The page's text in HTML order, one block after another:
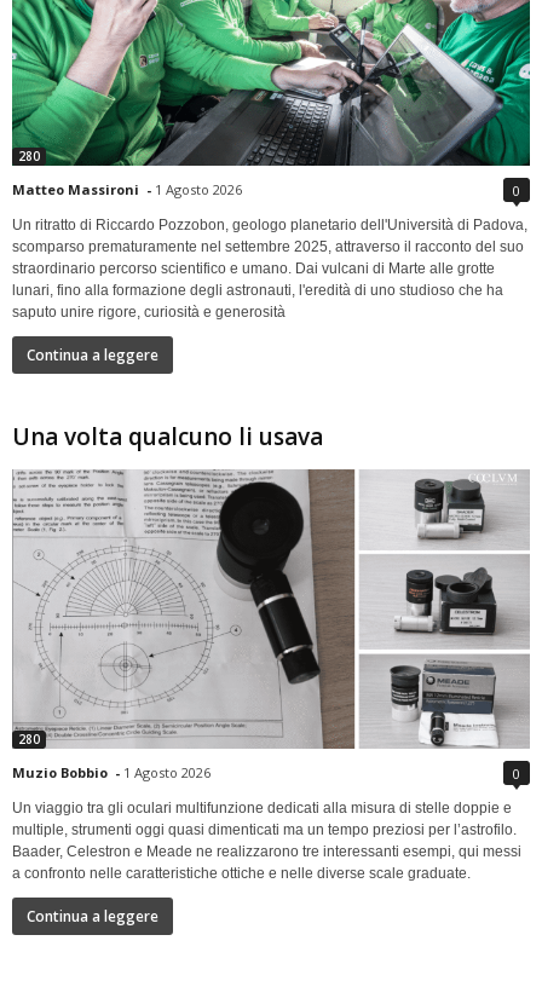
280
Matteo Massironi - 1 Agosto 2026 0
Un ritratto di Riccardo Pozzobon, geologo planetario dell'Università di Padova,
scomparso prematuramente nel settembre 2025, attraverso il racconto del suo
straordinario percorso scientifico e umano. Dai vulcani di Marte alle grotte
lunari, fino alla formazione degli astronauti, l'eredità di uno studioso che ha
saputo unire rigore, curiosità e generosità
Continua a leggere
Una volta qualcuno li usava
280
Muzio Bobbio - 1 Agosto 2026 0
Un viaggio tra gli oculari multifunzione dedicati alla misura di stelle doppie e
multiple, strumenti oggi quasi dimenticati ma un tempo preziosi per l’astrofilo.
Baader, Celestron e Meade ne realizzarono tre interessanti esempi, qui messi
a confronto nelle caratteristiche ottiche e nelle diverse scale graduate.
Continua a leggere